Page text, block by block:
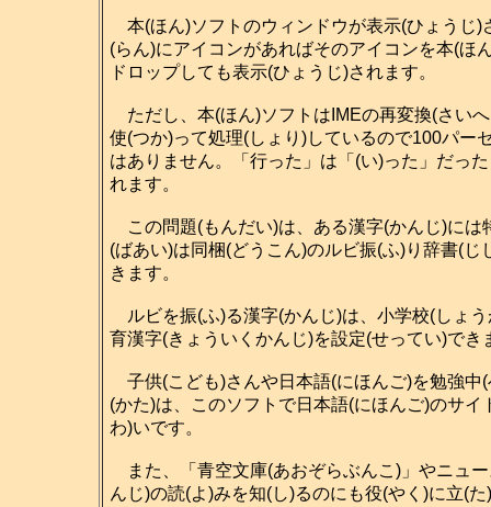
本(ほん)ソフトのウィンドウが表示(ひょうじ)
(らん)にアイコンがあればそのアイコンを本(ほ
ドロップしても表示(ひょうじ)されます。
ただし、本(ほん)ソフトはIMEの再変換(さい
使(つか)って処理(しょり)しているので100パー
はありません。「行った」は「(い)った」だっ
れます。
この問題(もんだい)は、ある漢字(かんじ)には
(ばあい)は同梱(どうこん)のルビ振(ふ)り辞書(
きます。
ルビを振(ふ)る漢字(かんじ)は、小学校(しょ
育漢字(きょういくかんじ)を設定(せってい)で
子供(こども)さんや日本語(にほんご)を勉強中
(かた)は、このソフトで日本語(にほんご)のサ
わ)いです。
また、「青空文庫(あおぞらぶんこ)」やニュ
んじ)の読(よ)みを知(し)るのにも役(やく)に立(